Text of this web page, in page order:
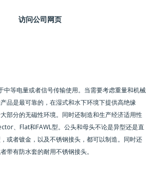
访问公司网页
等电量或者信号传输使用。当需要考虑重量和机械
品是最可靠的，在湿式和水下环境下提供高绝缘
部分的无磁性环境。同时还制造和生产经济适用性
、Flat和FAWL型。公头和母头不论是异型还是直
或者镀金，以及不锈钢接头，都可以制造。同时还
带有防水套的耐用不锈钢接头。